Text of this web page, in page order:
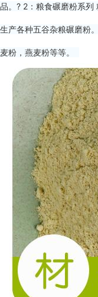
品。? 2：粮食碾磨粉系列
生产各种五谷杂粮碾磨粉
麦粉，燕麦粉等等。